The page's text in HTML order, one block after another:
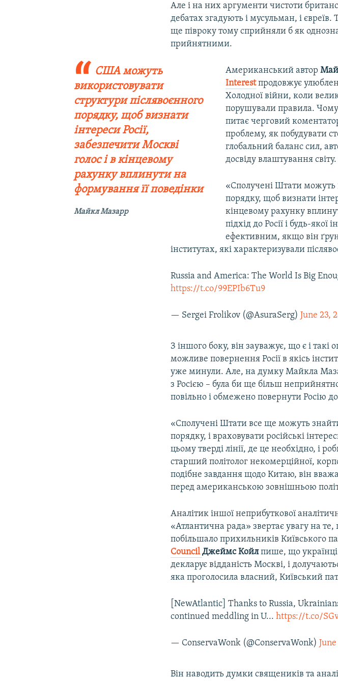
Але і на них аргументи чистоти
дебатах згадують і мусульман, і
ще півроку тому сприйняли б як
прийнятними.
США можуть
використовувати
структури післявоєнного
порядку, щоб визнати
інтереси Росії,
забезпечити Москві
голос і в кінцевому
рахунку вплинути на
формування її поведінки
Майкл Мазарр
Американський автор
Interestпродовжує
Холодної війни, коли
порушували правила. Чому
питає черговий
проблему, як побудувати
глобальний баланс сил,
досвіду влаштування світу.
«Сполучені Штати можуть
порядку, щоб визнати
кінцевому рахунку
підхід до Росії і будь-
ефективним, якщо він
інститутах, які характеризували
Russia and America: The World Is Big
https://t.co/99EPIb6Tu9
— Sergei Frolikov (@AsuraSerg)June 23,
З іншого боку, він зауважує, що є і такі
можливе повернення Росії в якісь
уже минули. Але, на думку Майкла
з Росією – була би ще більш
повільно і обмежено повернути Росію
«Сполучені Штати все ще можуть
порядку, і враховувати російські
цьому тверді лінії, де це необхідно, і
старший політолог некомерційної,
подібне завдання щодо Китаю, він
перед американською зовнішньою
Аналітик іншої неприбуткової
«Атлантична рада» звертає увагу на
побільшало прихильників Київського
CouncilДжеймс Койлпише, що
декларує відданість Москві, і
яка проголосила власний, Київський
[NewAtlantic] Thanks to Russia,
continued meddling in U...https://t.co/
— ConservaWonk (@ConservaWonk)
Він наводить думки священиків та